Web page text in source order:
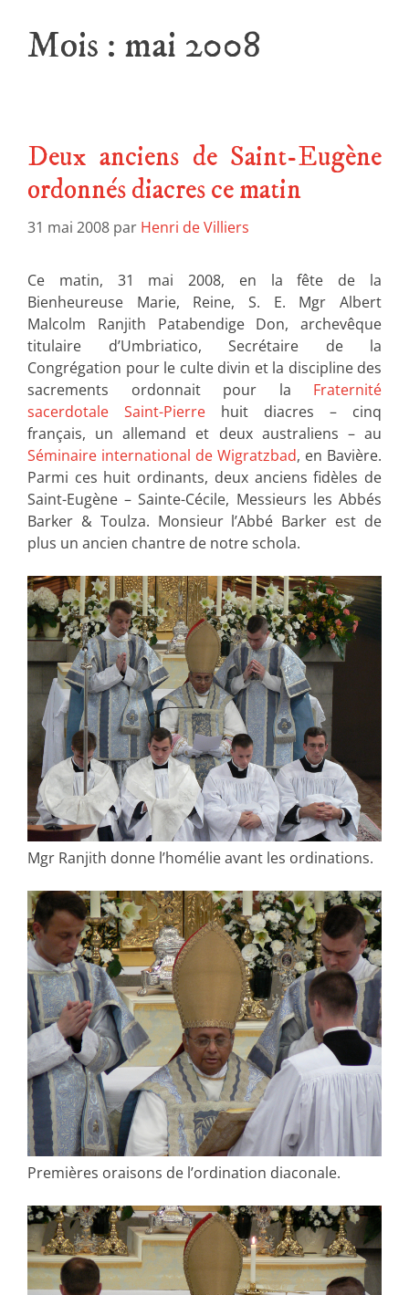
Mois : mai 2008
Deux anciens de Saint-Eugène
ordonnés diacres ce matin
31 mai 2008 par Henri de Villiers
Ce matin, 31 mai 2008, en la fête de la
Bienheureuse Marie, Reine, S. E. Mgr Albert
Malcolm Ranjith Patabendige Don, archevêque
titulaire d’Umbriatico, Secrétaire de la
Congrégation pour le culte divin et la discipline des
sacrements ordonnait pour la Fraternité
sacerdotale Saint-Pierre huit diacres – cinq
français, un allemand et deux australiens – au
Séminaire international de Wigratzbad, en Bavière.
Parmi ces huit ordinants, deux anciens fidèles de
Saint-Eugène – Sainte-Cécile, Messieurs les Abbés
Barker & Toulza. Monsieur l’Abbé Barker est de
plus un ancien chantre de notre schola.
Mgr Ranjith donne l’homélie avant les ordinations.
Premières oraisons de l’ordination diaconale.